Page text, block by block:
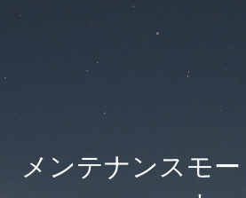
メンテナンスモ